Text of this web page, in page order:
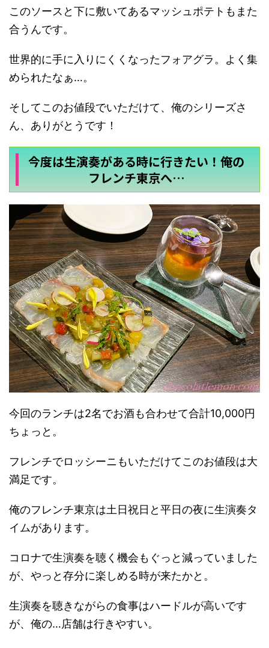
このソースと下に敷いてあるマッシュポテトもまた
合うんです。
世界的に手に入りにくくなったフォアグラ。よく集
められたなぁ…。
そしてこのお値段でいただけて、俺のシリーズさ
ん、ありがとうです！
今度は生演奏がある時に行きたい！俺の
フレンチ東京へ…
今回のランチは2名でお酒も合わせて合計10,000円
ちょっと。
フレンチでロッシーニもいただけてこのお値段は大
満足です。
俺のフレンチ東京は土日祝日と平日の夜に生演奏タ
イムがあります。
コロナで生演奏を聴く機会もぐっと減っていました
が、やっと存分に楽しめる時が来たかと。
生演奏を聴きながらの食事はハードルが高いです
が、俺の…店舗は行きやすい。